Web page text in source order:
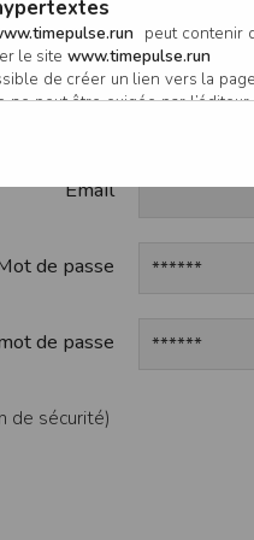
Email
de passe
de passe
de sécurité)
peut contenir
le site www.timepulse.run
de créer un lien vers la
ne peut être exigée par
fenêtre du navigateur.
de l’éditeur
se réserve le droit de les
ils peuvent avoir fait l’objet
des informations et/ou
et/ou documents disponibles